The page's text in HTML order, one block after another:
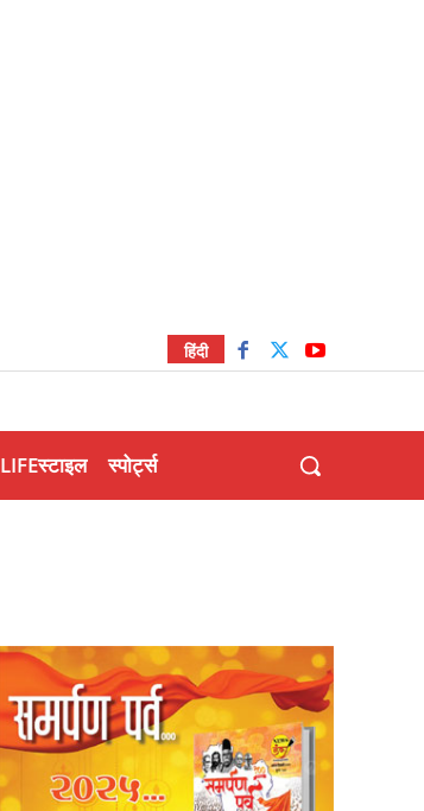
हिंदी
LIFEस्टाइल स्पोर्ट्स